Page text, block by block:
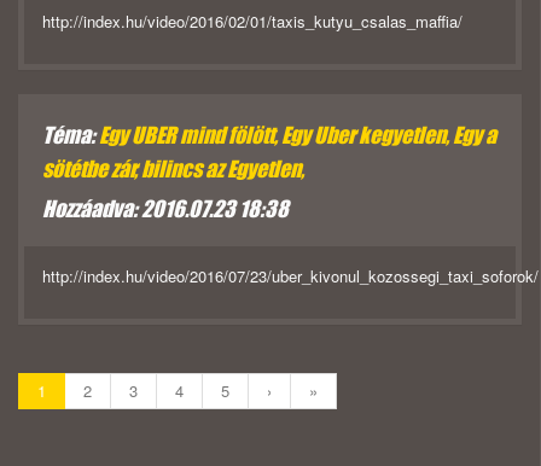
http://index.hu/video/2016/02/01/taxis_kutyu_csalas_maffia/
Téma:Egy UBER mind fölött, Egy Uber kegyetlen, Egy a
sötétbe zár, bilincs az Egyetlen,
Hozzáadva: 2016.07.23 18:38
http://index.hu/video/2016/07/23/uber_kivonul_kozossegi_taxi_soforok/
1 2 3 4 5 › »